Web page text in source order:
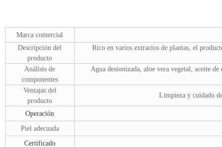
Marca comercial
Descripción del
producto
Rico en varios extractos de plantas, el
Análisis de
componentes
Agua desionizada, aloe vera vegetal, aceite
Ventajas del
producto
Limpieza y cuidado
Operación
Piel adecuada
Certificado